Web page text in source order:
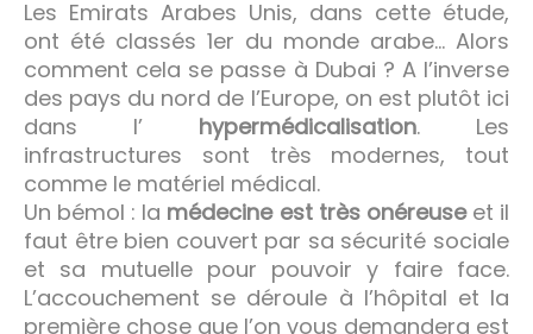
Les Emirats Arabes Unis, dans cette étude,
ont été classés 1er du monde arabe… Alors
comment cela se passe à Dubai ? A l’inverse
des pays du nord de l’Europe, on est plutôt ici
dans l’ hypermédicalisation. Les
infrastructures sont très modernes, tout
comme le matériel médical.
Un bémol : la médecine est très onéreuseet il
faut être bien couvert par sa sécurité sociale
et sa mutuelle pour pouvoir y faire face.
L’accouchement se déroule à l’hôpital et la
première chose que l’on vous demandera est